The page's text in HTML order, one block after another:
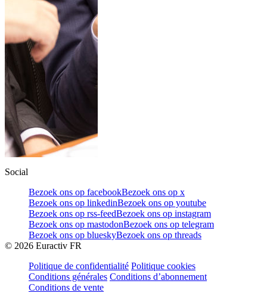
Social
Bezoek ons op facebookBezoek ons op x
Bezoek ons op linkedinBezoek ons op youtube
Bezoek ons op rss-feedBezoek ons op instagram
Bezoek ons op mastodonBezoek ons op telegram
Bezoek ons op blueskyBezoek ons op threads
© 2026 Euractiv FR
Politique de confidentialité Politique cookies
Conditions générales Conditions d’abonnement
Conditions de vente